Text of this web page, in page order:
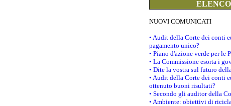
NUOVI COMUNICATI
• Audit della Corte dei conti
pagamento unico?
• Piano d'azione verde per le
• La Commissione esorta i
• Dite la vostra sul futuro
• Audit della Corte dei conti
ottenuto buoni risultati?
• Secondo gli auditor della
• Ambiente: obiettivi di